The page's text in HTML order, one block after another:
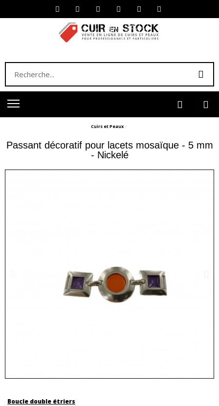
Cuirs et Peaux
Passant décoratif pour lacets mosaïque - 5 mm
- Nickelé
Boucle double étriers